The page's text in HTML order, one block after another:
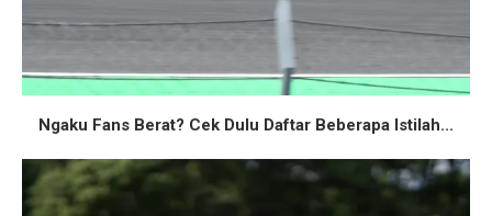
Ngaku Fans Berat? Cek Dulu Daftar Beberapa Istilah...